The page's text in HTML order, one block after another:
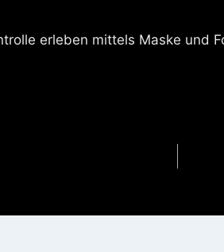
erleben mittels Maske und